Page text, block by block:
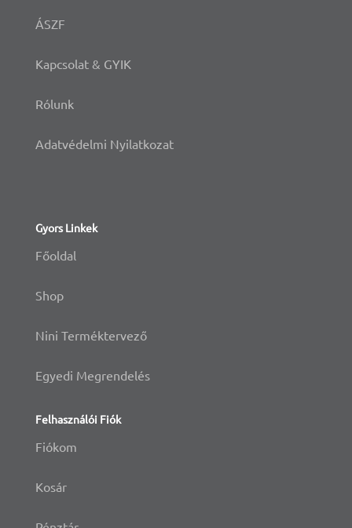
ÁSZF
Kapcsolat & GYIK
Rólunk
Adatvédelmi Nyilatkozat
Gyors Linkek
Főoldal
Shop
Nini Terméktervező
Egyedi Megrendelés
Felhasználói Fiók
Fiókom
Kosár